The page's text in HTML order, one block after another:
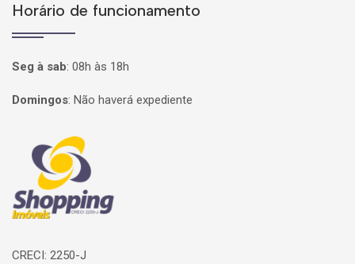
Horário de funcionamento
Seg à sab: 08h às 18h
Domingos: Não haverá expediente
Página inicial
CRECI: 2250-J